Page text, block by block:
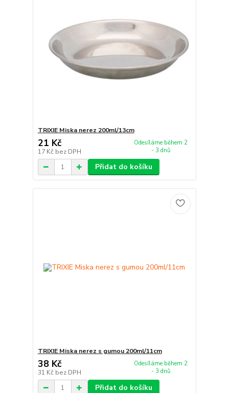
TRIXIE Miska nerez 200ml/13cm
21 Kč
17 Kč bez DPH
Odesíláme během 2
- 3 dnů
Přidat do košíku
TRIXIE Miska nerez s gumou 200ml/11cm
38 Kč
31 Kč bez DPH
Odesíláme během 2
- 3 dnů
Přidat do košíku